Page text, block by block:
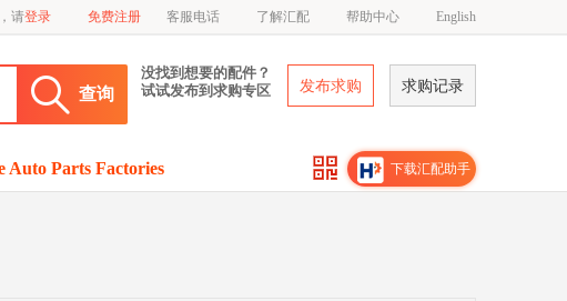
请登录 免费注册 客服电话 了解汇配 帮助中心 English
查询
没找到想要的配件？
试试发布到求购专区
发布求购 求购记录
Auto Parts Factories 下载汇配助手